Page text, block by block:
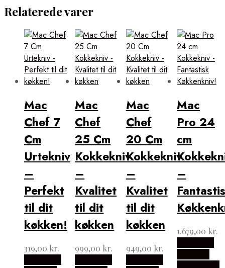
Relaterede varer
Mac
Chef 7
Cm
Urtekniv
–
Perfekt
til dit
køkken!
319,00 kr.
Mac
Chef
25 Cm
Kokkekniv
–
Kvalitet
til dit
køkken
999,00 kr.
Mac
Chef
20 Cm
Kokkekniv
–
Kvalitet
til dit
køkken
949,00 kr.
Mac
Pro 24
cm
–
1.679,00 kr.